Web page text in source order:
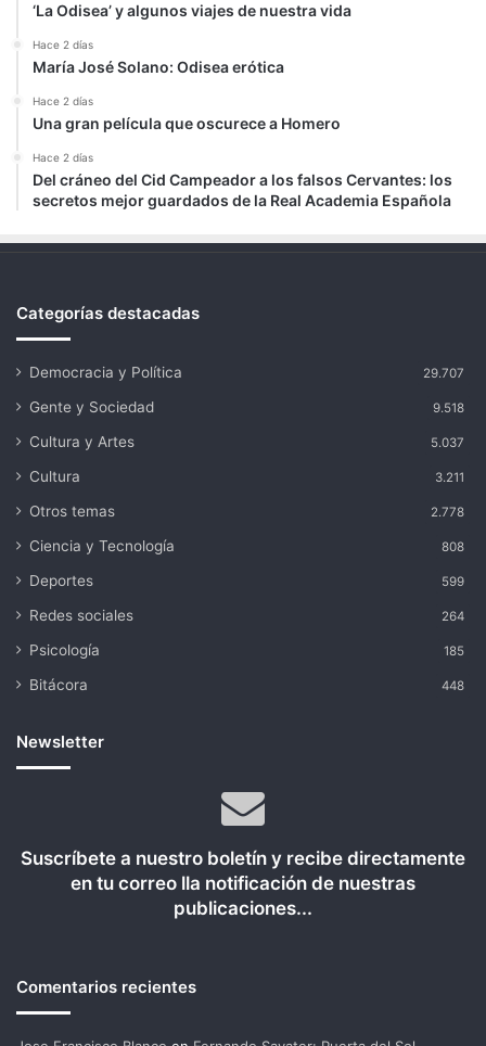
‘La Odisea’ y algunos viajes de nuestra vida
Hace 2 días
María José Solano: Odisea erótica
Hace 2 días
Una gran película que oscurece a Homero
Hace 2 días
Del cráneo del Cid Campeador a los falsos Cervantes: los
secretos mejor guardados de la Real Academia Española
Categorías destacadas
Democracia y Política 29.707
Gente y Sociedad 9.518
Cultura y Artes 5.037
Cultura 3.211
Otros temas 2.778
Ciencia y Tecnología 808
Deportes 599
Redes sociales 264
Psicología 185
Bitácora 448
Newsletter
Suscríbete a nuestro boletín y recibe directamente
en tu correo lla notificación de nuestras
publicaciones...
Comentarios recientes